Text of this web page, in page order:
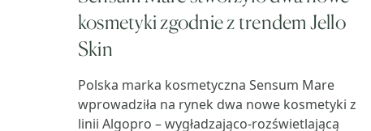
kosmetyki zgodnie z trendem Jello
Skin
Polska marka kosmetyczna Sensum Mare
wprowadziła na rynek dwa nowe kosmetyki z
linii Algopro – wygładzająco-rozświetlającą